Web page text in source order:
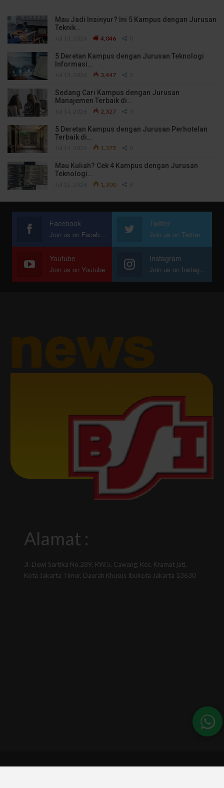
Mau Jadi Insinyur? Ini 5 Kampus dengan Jurusan
Teknik…
4,046
5 Deretan Kampus dengan Jurusan Teknologi
Informasi…
3,447
Sedang Cari Kampus dengan Jurusan
Manajemen Terbaik di…
2,327
5 Deretan Kampus dengan Jurusan Perhotelan
Terbaik di…
1,375
Mau Kuliah? Cek 4 Kampus dengan Jurusan
Teknologi…
1,300
Facebook
Join us on Facebook
Twitter
Join us on Twitter
Youtube
Join us on Youtube
Instagram
Join us on Instagram
Alamat :
Jl. Dewi Sartika No.289, RW.5, Cawang, Kec. Kramat jati,
Kota Jakarta Timur, Daerah Khusus Ibukota Jakarta 13630